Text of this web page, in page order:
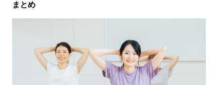
まとめ